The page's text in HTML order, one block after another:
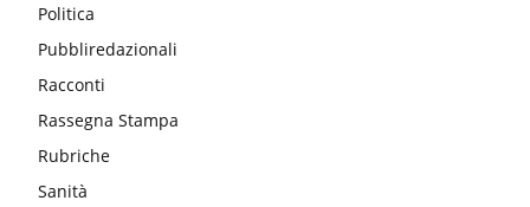
Politica
Pubbliredazionali
Racconti
Rassegna Stampa
Rubriche
Sanità